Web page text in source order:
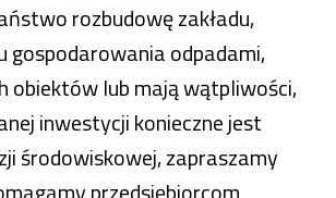
rozbudowę zakładu,
gospodarowania odpadami,
obiektów lub mają wątpliwości,
inwestycji konieczne jest
środowiskowej, zapraszamy